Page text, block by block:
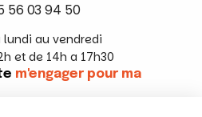
56 03 94 50
lundi au vendredi
et de 14h a 17h30
m'engager pour ma